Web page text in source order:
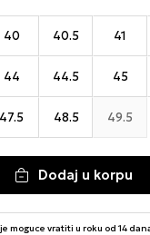
40 40.5 41
44 44.5 45
47.5 48.5 49.5
Dodaj u korpu
moguce vratiti u roku od 14